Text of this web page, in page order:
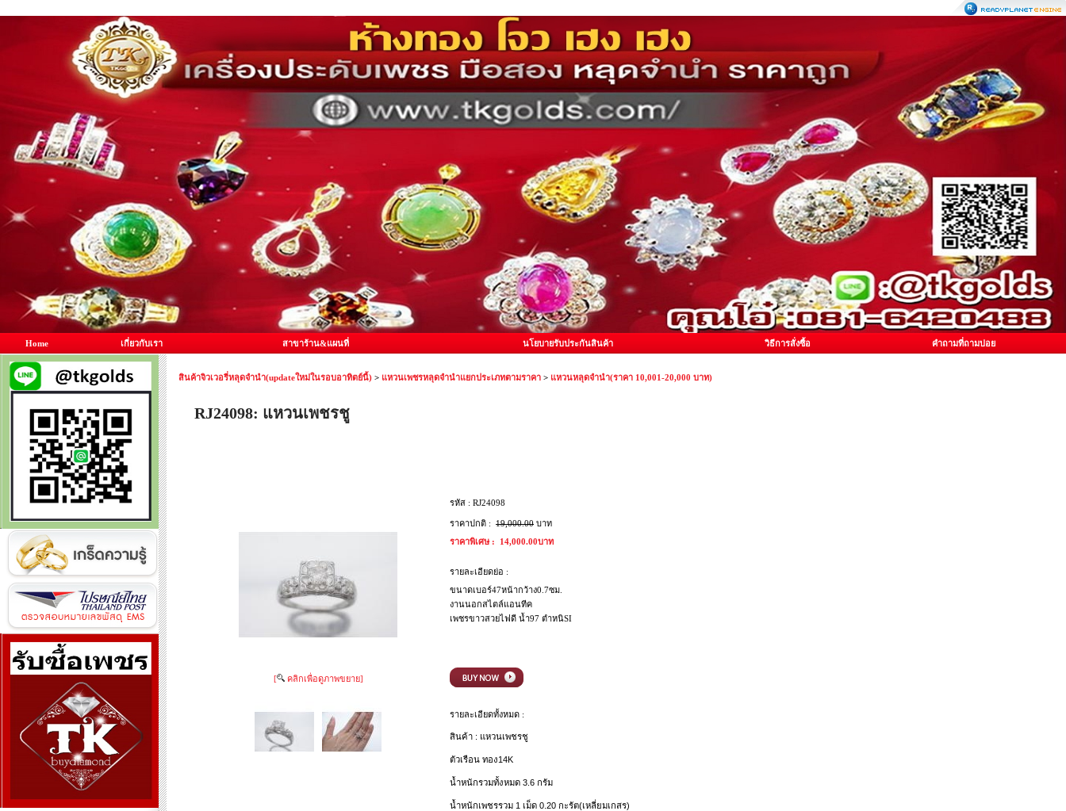
Home เกี่ยวกับเรา สาขาร้าน&แผนที่ นโยบายรับประกันสินค้า วิธีการสั่งซื้อ คำถามที่ถามบ่อย
สินค้าจิวเวอรี่หลุดจำนำ(updateใหม่ในรอบอาทิตย์นี้) > แหวนเพชรหลุดจำนำแยกประเภทตามราคา > แหวนหลุดจำนำ(ราคา 10,001-20,000 บาท)
RJ24098: แหวนเพชรชู
[ คลิกเพื่อดูภาพขยาย]
รหัส : RJ24098
ราคาปกติ : 19,000.00 บาท
ราคาพิเศษ :
14,000.00บาท
รายละเอียดย่อ :
ขนาดเบอร์47หน้ากว้าง0.7ซม.
งานนอกสไตล์แอนทีค
เพชรขาวสวยไฟดี น้ำ97 ตำหนิSI
รายละเอียดทั้งหมด :
สินค้า : แหวนเพชรชู
ตัวเรือน ทอง14K
น้ำหนักรวมทั้งหมด 3.6 กรัม
น้ำหนักเพชรรวม 1 เม็ด 0.20 กะรัต(เหลี่ยมเกสร)